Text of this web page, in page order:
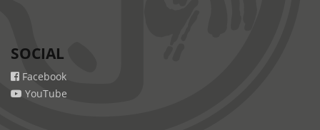
SOCIAL
Facebook
YouTube